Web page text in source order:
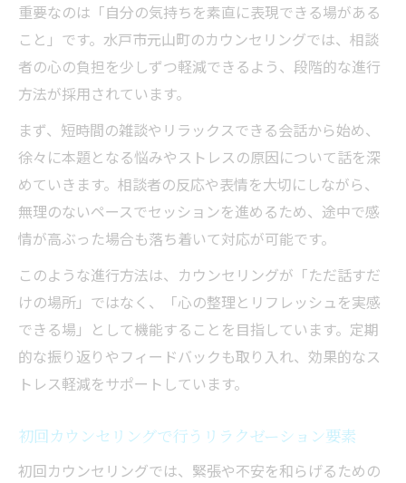
重要なのは「自分の気持ちを素直に表現できる場がある
こと」です。水戸市元山町のカウンセリングでは、相談
者の心の負担を少しずつ軽減できるよう、段階的な進行
方法が採用されています。
まず、短時間の雑談やリラックスできる会話から始め、
徐々に本題となる悩みやストレスの原因について話を深
めていきます。相談者の反応や表情を大切にしながら、
無理のないペースでセッションを進めるため、途中で感
情が高ぶった場合も落ち着いて対応が可能です。
このような進行方法は、カウンセリングが「ただ話すだ
けの場所」ではなく、「心の整理とリフレッシュを実感
できる場」として機能することを目指しています。定期
的な振り返りやフィードバックも取り入れ、効果的なス
トレス軽減をサポートしています。
初回カウンセリングで行うリラクゼーション要素
初回カウンセリングでは、緊張や不安を和らげるための